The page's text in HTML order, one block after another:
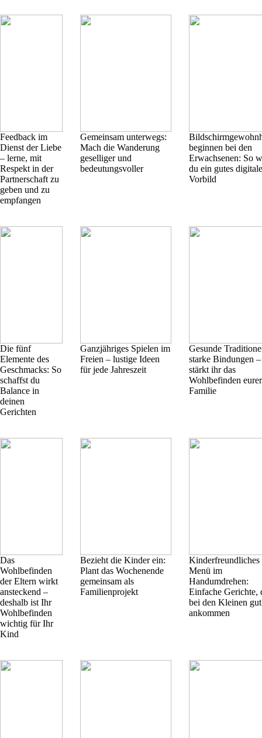
Feedback im
Dienst der Liebe
– lerne, mit
Respekt in der
Partnerschaft zu
geben und zu
empfangen
Gemeinsam unterwegs:
Mach die Wanderung
geselliger und
bedeutungsvoller
beginnen bei den
Erwachsenen: So
du ein gutes
Vorbild
Die fünf
Elemente des
Geschmacks: So
schaffst du
Balance in
deinen
Gerichten
Ganzjähriges Spielen im
Freien – lustige Ideen
für jede Jahreszeit
Gesunde
starke Bindungen –
stärkt ihr das
Wohlbefinden eurer
Familie
Das
Wohlbefinden
der Eltern wirkt
ansteckend –
deshalb ist Ihr
Wohlbefinden
wichtig für Ihr
Kind
Bezieht die Kinder ein:
Plant das Wochenende
gemeinsam als
Familienprojekt
Kinderfreundliches
Menü im
Handumdrehen:
Einfache Gerichte,
bei den Kleinen gut
ankommen